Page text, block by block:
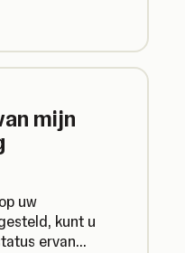
mijn
uw
kunt u
ervan